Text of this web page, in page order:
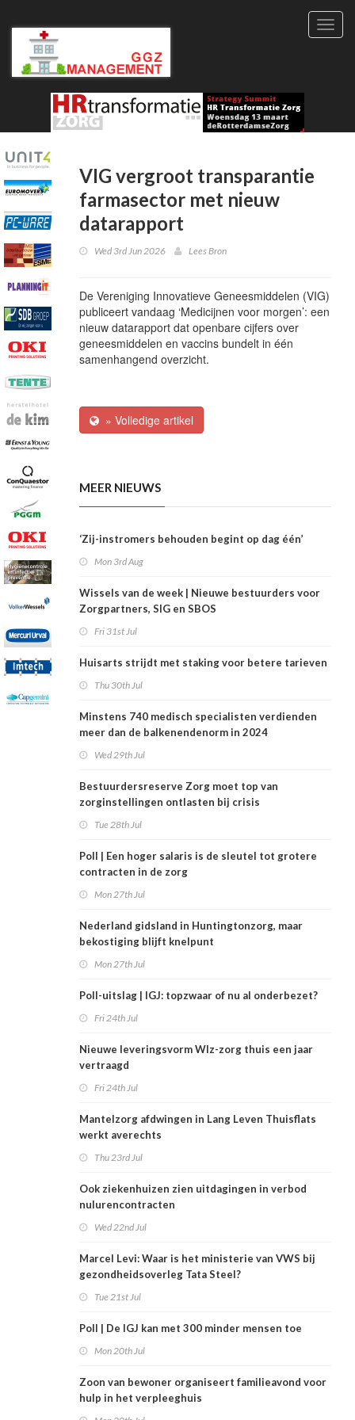
VIG vergroot transparantie
farmasector met nieuw
datarapport
Wed 3rd Jun 2026 Lees Bron
De Vereniging Innovatieve Geneesmiddelen (VIG)
publiceert vandaag ‘Medicijnen voor morgen’: een
nieuw datarapport dat openbare cijfers over
geneesmiddelen en vaccins bundelt in één
samenhangend overzicht.
» Volledige artikel
MEER NIEUWS
‘Zij-instromers behouden begint op dag één’
Mon 3rd Aug
Wissels van de week | Nieuwe bestuurders voor
Zorgpartners, SIG en SBOS
Fri 31st Jul
Huisarts strijdt met staking voor betere tarieven
Thu 30th Jul
Minstens 740 medisch specialisten verdienden
meer dan de balkenendenorm in 2024
Wed 29th Jul
Bestuurdersreserve Zorg moet top van
zorginstellingen ontlasten bij crisis
Tue 28th Jul
Poll | Een hoger salaris is de sleutel tot grotere
contracten in de zorg
Mon 27th Jul
Nederland gidsland in Huntingtonzorg, maar
bekostiging blijft knelpunt
Mon 27th Jul
Poll-uitslag | IGJ: topzwaar of nu al onderbezet?
Fri 24th Jul
Nieuwe leveringsvorm Wlz-zorg thuis een jaar
vertraagd
Fri 24th Jul
Mantelzorg afdwingen in Lang Leven Thuisflats
werkt averechts
Thu 23rd Jul
Ook ziekenhuizen zien uitdagingen in verbod
nulurencontracten
Wed 22nd Jul
Marcel Levi: Waar is het ministerie van VWS bij
gezondheidsoverleg Tata Steel?
Tue 21st Jul
Poll | De IGJ kan met 300 minder mensen toe
Mon 20th Jul
Zoon van bewoner organiseert familieavond voor
hulp in het verpleeghuis